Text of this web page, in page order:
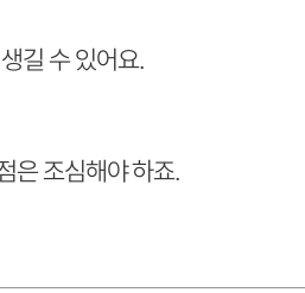
길 수 있어요.
은 조심해야 하죠.